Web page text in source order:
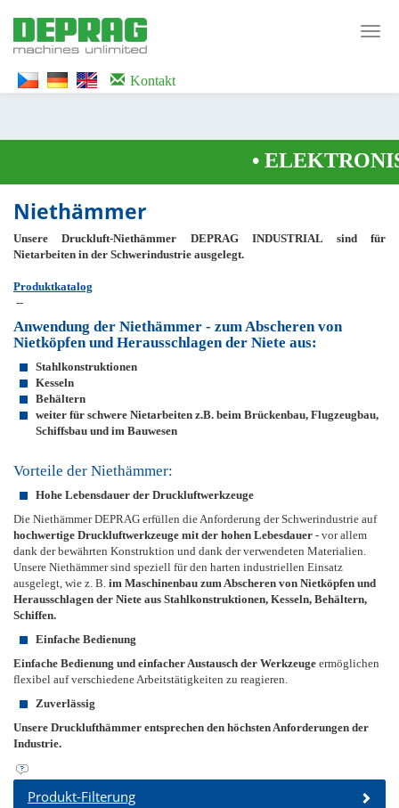
WTG9QS7C" height="0" width="0" style="display:none;visibility:hidden">
</iframe></noscript>
Kontakt
•
Niethämmer
Unsere Druckluft-Niethämmer DEPRAG INDUSTRIAL sind für
Nietarbeiten in der Schwerindustrie ausgelegt.
Produktkatalog
--
Anwendung der Niethämmer - zum Abscheren von
Nietköpfen und Herausschlagen der Niete aus:
Stahlkonstruktionen
Kesseln
Behältern
weiter für schwere Nietarbeiten z.B. beim Brückenbau, Flugzeugbau,
Schiffsbau und im Bauwesen
Vorteile der Niethämmer:
Hohe Lebensdauer der Druckluftwerkzeuge
Die Niethämmer DEPRAG erfüllen die Anforderung der Schwerindustrie auf
hochwertige Druckluftwerkzeuge mit der hohen Lebesdauer - vor allem
dank der bewährten Konstruktion und dank der verwendeten Materialien.
Unsere Niethämmer sind speziell für den harten industriellen Einsatz
ausgelegt, wie z. B. im Maschinenbau zum Abscheren von Nietköpfen und
Herausschlagen der Niete aus Stahlkonstruktionen, Kesseln, Behältern,
Schiffen.
Einfache Bedienung
Einfache Bedienung und einfacher Austausch der Werkzeuge ermöglichen
flexibel auf verschiedene Arbeitstätigkeiten zu reagieren.
Zuverlässig
Unsere Drucklufthämmer entsprechen den höchsten Anforderungen der
Industrie.
Produkt-Filterung